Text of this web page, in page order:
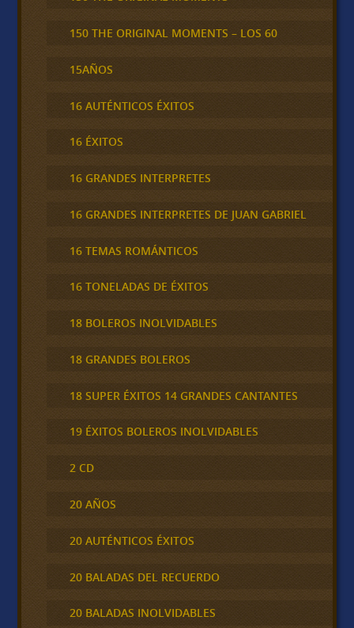
150 THE ORIGINAL MOMENTS – LOS 60
15AÑOS
16 AUTÉNTICOS ÉXITOS
16 ÉXITOS
16 GRANDES INTERPRETES
16 GRANDES INTERPRETES DE JUAN GABRIEL
16 TEMAS ROMÁNTICOS
16 TONELADAS DE ÉXITOS
18 BOLEROS INOLVIDABLES
18 GRANDES BOLEROS
18 SUPER ÉXITOS 14 GRANDES CANTANTES
19 ÉXITOS BOLEROS INOLVIDABLES
2 CD
20 AÑOS
20 AUTÉNTICOS ÉXITOS
20 BALADAS DEL RECUERDO
20 BALADAS INOLVIDABLES